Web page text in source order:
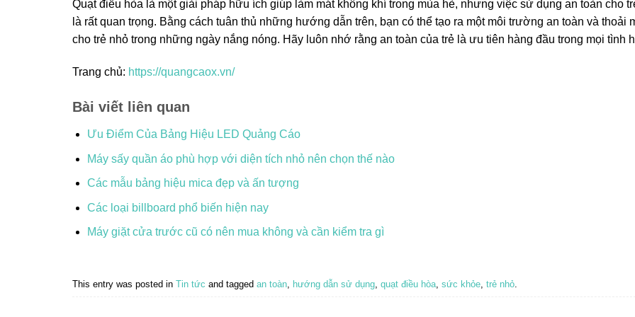
Quạt điều hòa là một giải pháp hữu ích giúp làm mát không khí trong mùa hè, nhưng việc sử dụng an toàn cho
là rất quan trọng. Bằng cách tuân thủ những hướng dẫn trên, bạn có thể tạo ra một môi trường an toàn và thoải
cho trẻ nhỏ trong những ngày nắng nóng. Hãy luôn nhớ rằng an toàn của trẻ là ưu tiên hàng đầu trong mọi tình
Trang chủ: https://quangcaox.vn/
Bài viết liên quan
Ưu Điểm Của Bảng Hiệu LED Quảng Cáo
Máy sấy quần áo phù hợp với diện tích nhỏ nên chọn thế nào
Các mẫu bảng hiệu mica đẹp và ấn tượng
Các loại billboard phổ biến hiện nay
Máy giặt cửa trước cũ có nên mua không và cần kiểm tra gì
This entry was posted in Tin tức and tagged an toàn hướng dẫn sử dụng quạt điều hòa sức khỏe trẻ nhỏ